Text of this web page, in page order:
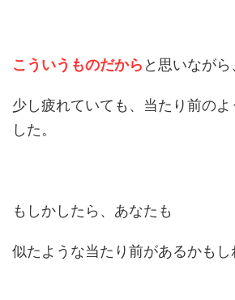
こういうものだから と思いながら
少し疲れていても、当たり前のよ
した。
もしかしたら、あなたも
似たような当たり前があるかもし